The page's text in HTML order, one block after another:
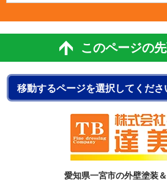
このページの
愛知県一宮市の外壁塗装